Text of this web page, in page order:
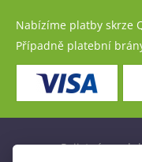
Nabízíme platby skrze
Případně platební
Pojistné